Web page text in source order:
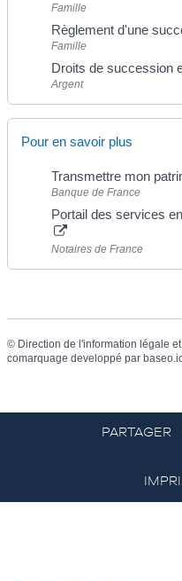
Famille
Règlement d'une
Famille
Droits de succession
Argent
Pour en savoir plus
Transmettre mon
Banque de France
Portail des services
Notaires de France
© Direction de l'information légale
comarquage developpé par
PARTAGER